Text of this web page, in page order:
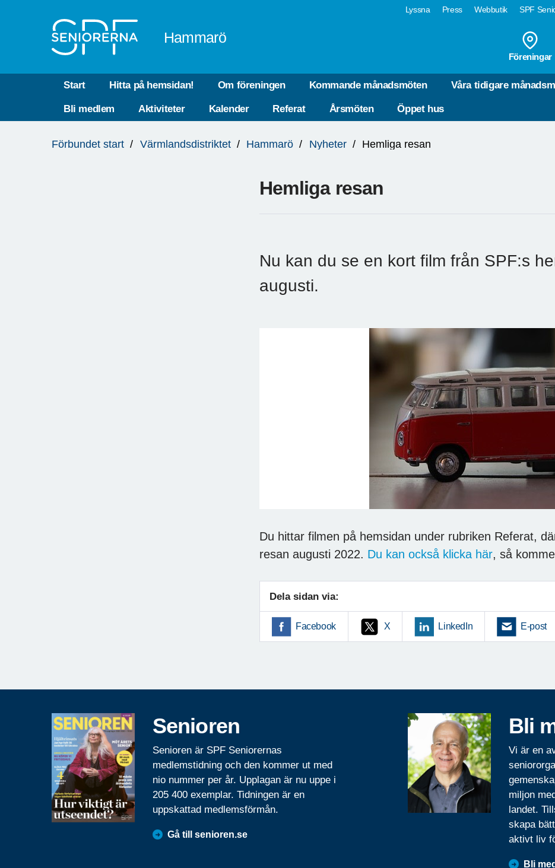
Lyssna Press Webbutik SPF
Hammarö
Föreningar
Start Hitta på hemsidan! Om föreningen Kommande månadsmöten Våra tidigare
Bli medlem Aktiviteter Kalender Referat Årsmöten Öppet hus
är
Förbundet start Värmlandsdistriktet Hammarö Nyheter Hemliga resan
Hemliga resan
Nu kan du se en kort film från SPF:s
augusti.
Du hittar filmen på hemsidan under rubriken Referat,
resan augusti 2022. Du kan också klicka här, så
Dela sidan via:
Facebook X LinkedIn E-post
Senioren
Senioren är SPF Seniorernas
medlemstidning och den kommer ut med
nio nummer per år. Upplagan är nu uppe i
205 400 exemplar. Tidningen är en
uppskattad medlemsförmån.
Gå till senioren.se
Bli
Vi är en
miljon
landet.
skapa
aktivt liv
Bli